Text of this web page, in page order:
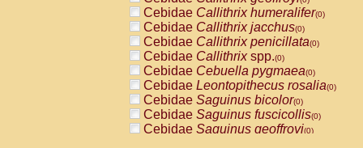
Cebidae Callithrix humeralifer(0)
Cebidae Callithrix jacchus(0)
Cebidae Callithrix penicillata(0)
Cebidae Callithrixspp.(0)
Cebidae Cebuella pygmaea(0)
Cebidae Leontopithecus rosalia(0)
Cebidae Saguinus bicolor(0)
Cebidae Saguinus fuscicollis(0)
Cebidae Saguinus geoffroyi(0)